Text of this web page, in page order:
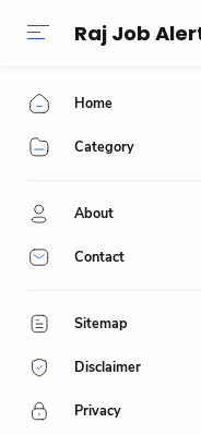
Raj Job
Home
Category
About
Contact
Sitemap
Disclaimer
Privacy